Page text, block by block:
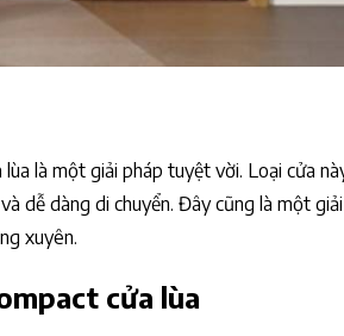
là một giải pháp tuyệt vời. Loại cửa
dễ dàng di chuyển. Đây cũng là một
xuyên.
cửa lùa